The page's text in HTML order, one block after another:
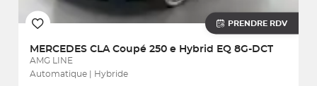
PRENDRE RDV
MERCEDES CLA Coupé 250 e Hybrid EQ 8G-DCT
AMG LINE
Automatique | Hybride